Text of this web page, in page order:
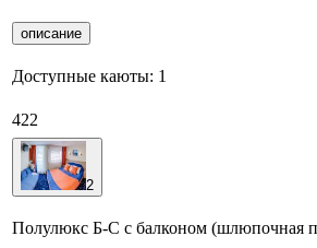
описание
Доступные каюты: 1
422
2
Полулюкс Б-С с балконом (шлюпочная